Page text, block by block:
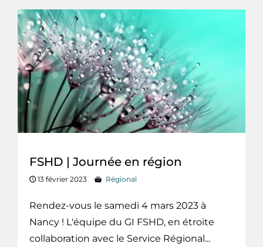
FSHD | Journée en région
13 février 2023 Régional
Rendez-vous le samedi 4 mars 2023 à
Nancy ! L'équipe du GI FSHD, en étroite
collaboration avec le Service Régional...